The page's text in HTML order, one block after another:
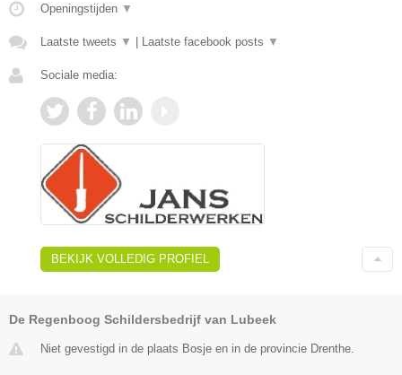
Openingstijden ▼
Laatste tweets ▼ | Laatste facebook posts ▼
Sociale media:
BEKIJK VOLLEDIG PROFIEL
De Regenboog Schildersbedrijf van Lubeek
Niet gevestigd in de plaats Bosje en in de provincie Drenthe.